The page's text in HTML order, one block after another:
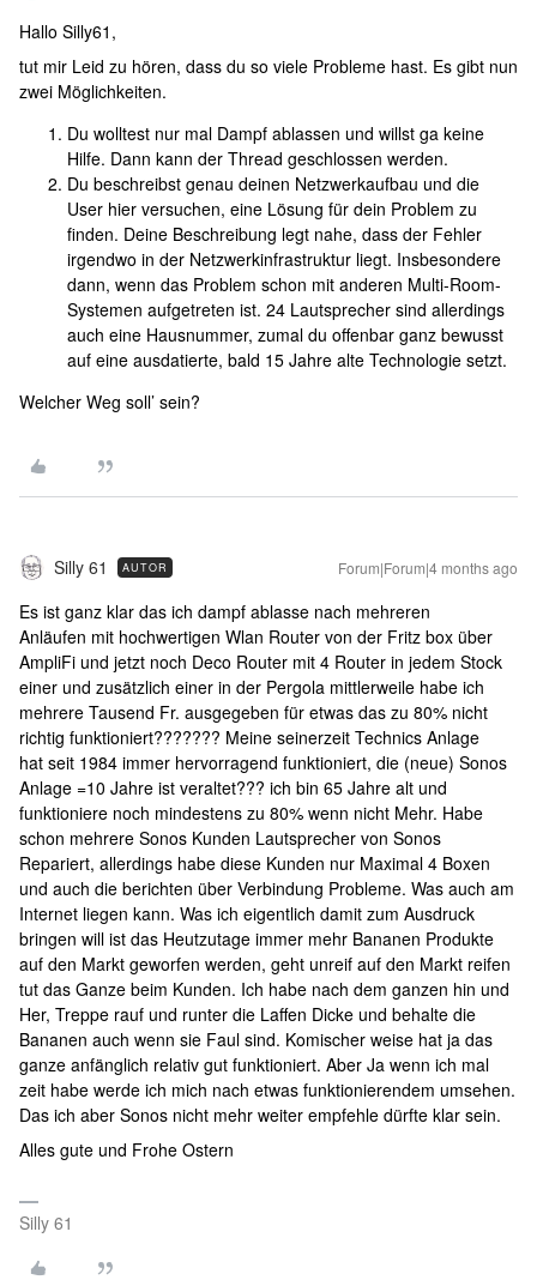
Hallo Silly61,
tut mir Leid zu hören, dass du so viele Probleme hast. Es gibt nun
zwei Möglichkeiten.
Du wolltest nur mal Dampf ablassen und willst ga keine
Hilfe. Dann kann der Thread geschlossen werden.
Du beschreibst genau deinen Netzwerkaufbau und die
User hier versuchen, eine Lösung für dein Problem zu
finden. Deine Beschreibung legt nahe, dass der Fehler
irgendwo in der Netzwerkinfrastruktur liegt. Insbesondere
dann, wenn das Problem schon mit anderen Multi-Room-
Systemen aufgetreten ist. 24 Lautsprecher sind allerdings
auch eine Hausnummer, zumal du offenbar ganz bewusst
auf eine ausdatierte, bald 15 Jahre alte Technologie setzt.
Welcher Weg soll’ sein?
Silly 61 AUTOR Forum|Forum|4 months ago
Es ist ganz klar das ich dampf ablasse nach mehreren
Anläufen mit hochwertigen Wlan Router von der Fritz box über
AmpliFi und jetzt noch Deco Router mit 4 Router in jedem Stock
einer und zusätzlich einer in der Pergola mittlerweile habe ich
mehrere Tausend Fr. ausgegeben für etwas das zu 80% nicht
richtig funktioniert??????? Meine seinerzeit Technics Anlage
hat seit 1984 immer hervorragend funktioniert, die (neue) Sonos
Anlage =10 Jahre ist veraltet??? ich bin 65 Jahre alt und
funktioniere noch mindestens zu 80% wenn nicht Mehr. Habe
schon mehrere Sonos Kunden Lautsprecher von Sonos
Repariert, allerdings habe diese Kunden nur Maximal 4 Boxen
und auch die berichten über Verbindung Probleme. Was auch am
Internet liegen kann. Was ich eigentlich damit zum Ausdruck
bringen will ist das Heutzutage immer mehr Bananen Produkte
auf den Markt geworfen werden, geht unreif auf den Markt reifen
tut das Ganze beim Kunden. Ich habe nach dem ganzen hin und
Her, Treppe rauf und runter die Laffen Dicke und behalte die
Bananen auch wenn sie Faul sind. Komischer weise hat ja das
ganze anfänglich relativ gut funktioniert. Aber Ja wenn ich mal
zeit habe werde ich mich nach etwas funktionierendem umsehen.
Das ich aber Sonos nicht mehr weiter empfehle dürfte klar sein.
Alles gute und Frohe Ostern
Silly 61